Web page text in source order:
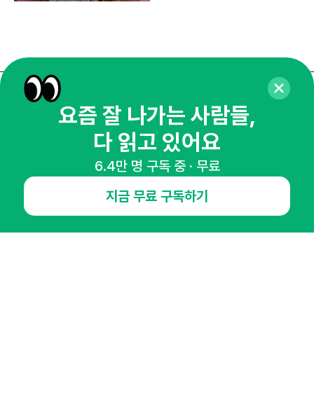
매주 화요일 아침,
마케팅 감각을 깨워 드릴게요!
65,043명의 마케터를 성장시키는 뉴스레터
요즘 잘 나가는 사람들,
다 읽고 있어요
6.4만 명 구독 중 · 무료
지금 무료 구독하기